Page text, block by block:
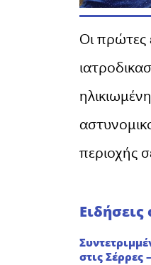
Οι πρώτες
περιοχής
στις Σέρρες